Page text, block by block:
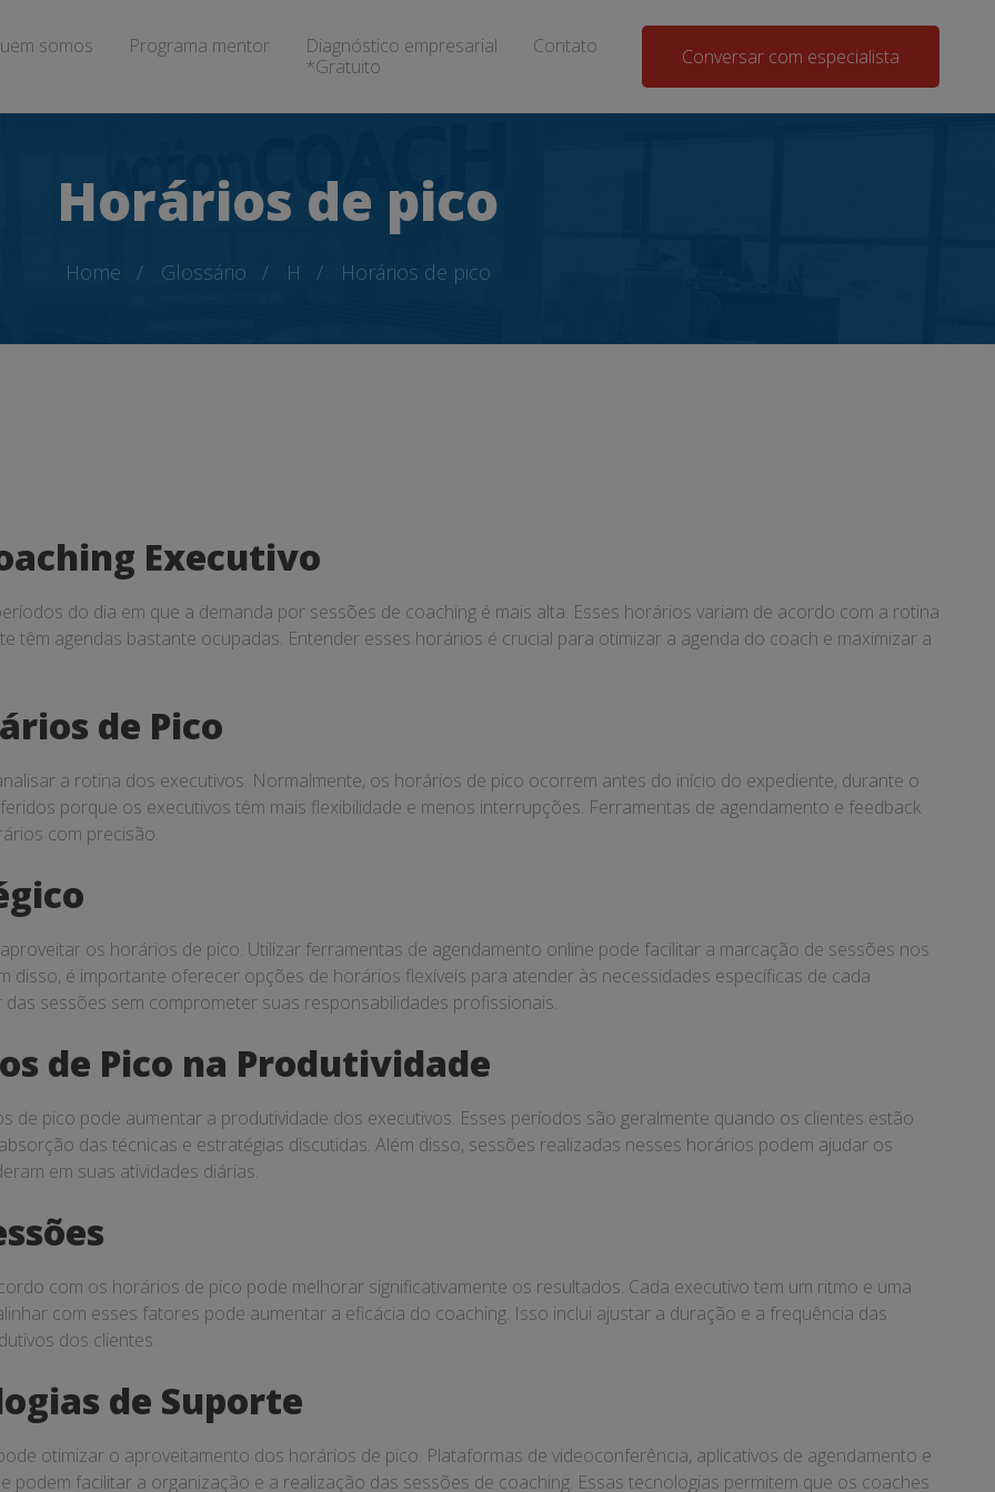
somos Programa mentor
Diagnóstico empresarial
*Gratuito
Contato Conversar com especialista
Horários de pico
Home Glossário H Horários de pico
Executivo
do dia em que a demanda por sessões de coaching é mais alta. Esses horários variam de acordo com a rotina
têm agendas bastante ocupadas. Entender esses horários é crucial para otimizar a agenda do coach e maximizar a
de Pico
a rotina dos executivos. Normalmente, os horários de pico ocorrem antes do início do expediente, durante o
porque os executivos têm mais flexibilidade e menos interrupções. Ferramentas de agendamento e feedback
com precisão.
os horários de pico. Utilizar ferramentas de agendamento online pode facilitar a marcação de sessões nos
disso, é importante oferecer opções de horários flexíveis para atender às necessidades específicas de cada
sessões sem comprometer suas responsabilidades profissionais.
de Pico na Produtividade
de pico pode aumentar a produtividade dos executivos. Esses períodos são geralmente quando os clientes estão
das técnicas e estratégias discutidas. Além disso, sessões realizadas nesses horários podem ajudar os
em suas atividades diárias.
com os horários de pico pode melhorar significativamente os resultados. Cada executivo tem um ritmo e uma
com esses fatores pode aumentar a eficácia do coaching. Isso inclui ajustar a duração e a frequência das
dos clientes.
de Suporte
otimizar o aproveitamento dos horários de pico. Plataformas de videoconferência, aplicativos de agendamento e
facilitar a organização e a realização das sessões de coaching. Essas tecnologias permitem que os coaches